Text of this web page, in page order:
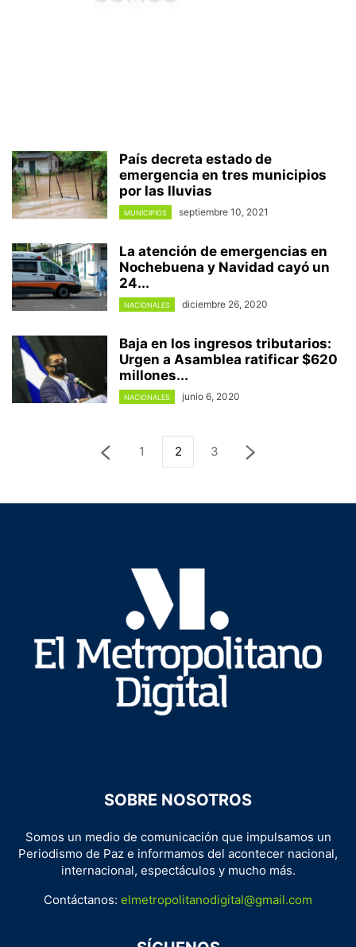
País decreta estado de
emergencia en tres municipios
por las lluvias
MUNICIPIOS septiembre 10, 2021
La atención de emergencias en
Nochebuena y Navidad cayó un
24...
NACIONALES diciembre 26, 2020
Baja en los ingresos tributarios:
Urgen a Asamblea ratificar $620
millones...
NACIONALES junio 6, 2020
1 2 3
SOBRE NOSOTROS
Somos un medio de comunicación que impulsamos un
Periodismo de Paz e informamos del acontecer nacional,
internacional, espectáculos y mucho más.
Contáctanos: elmetropolitanodigital@gmail.com